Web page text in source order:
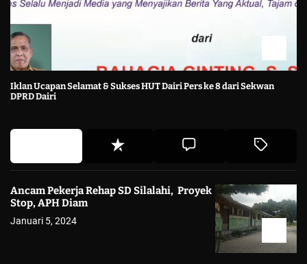
Iklan Ucapan Selamat & Sukses HUT Dairi Pers ke 8 dari Sekwan
DPRD Dairi
Ancam Pekerja Rehap SD Silalahi, Proyek
Stop, APH Diam
Januari 5, 2024